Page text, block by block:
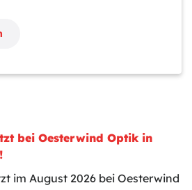
bei Oesterwind Optik in
im August 2026 bei Oesterwind